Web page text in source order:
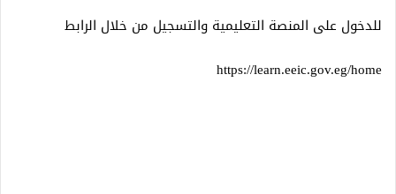
للدخول على المنصة التعليمية والتسجيل من خلال الرابط
https://learn.eeic.gov.eg/home